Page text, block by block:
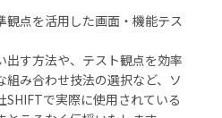
観点を活用した画面・機能テス
出す方法や、テスト観点を効率
組み合わせ技法の選択など、ソ
SHIFTで実際に使用されている